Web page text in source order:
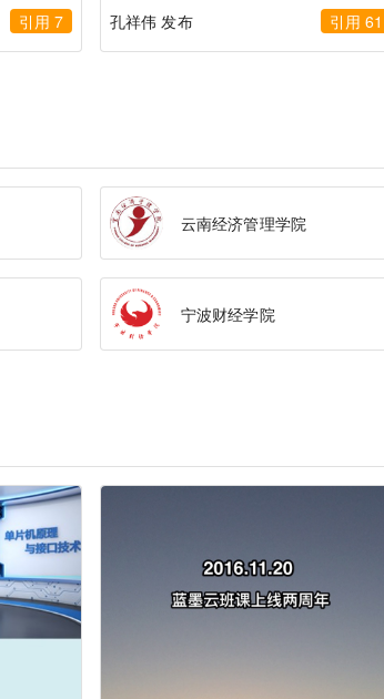
引用 7
孔祥伟 发布
引用 61
云南经济管理学院
宁波财经学院